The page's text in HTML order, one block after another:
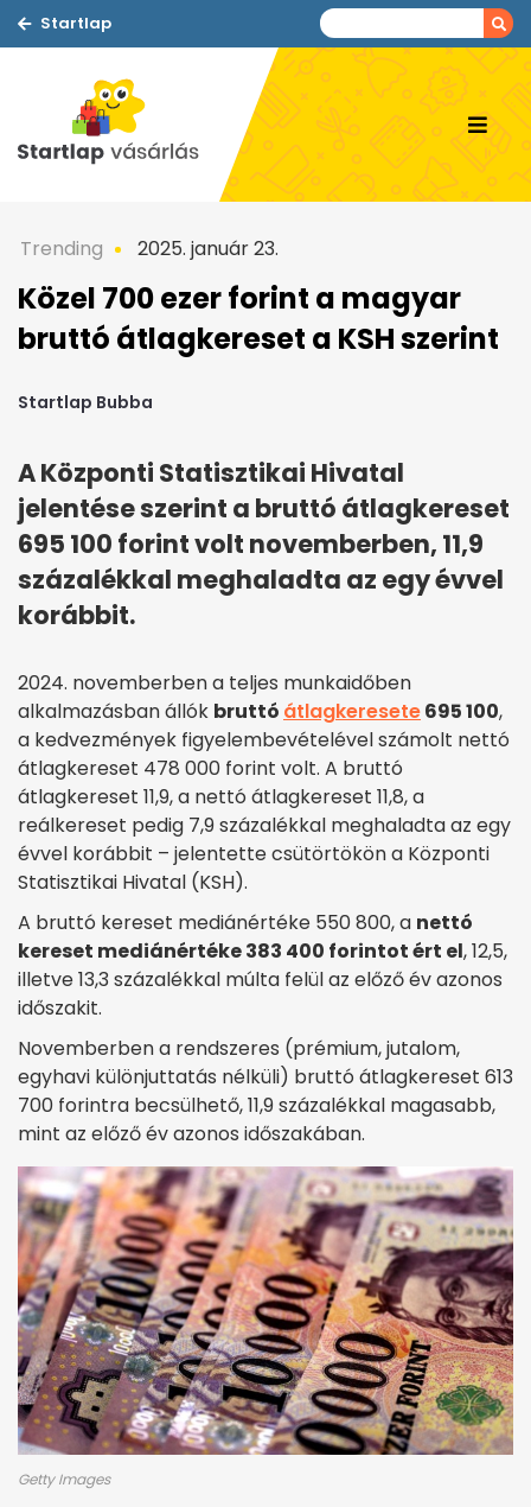
Startlap
Trending 2025. január 23.
Közel 700 ezer forint a magyar
bruttó átlagkereset a KSH szerint
Startlap Bubba
A Központi Statisztikai Hivatal
jelentése szerint a bruttó átlagkereset
695 100 forint volt novemberben, 11,9
százalékkal meghaladta az egy évvel
korábbit.
2024. novemberben a teljes munkaidőben
alkalmazásban állók bruttó átlagkeresete695 100,
a kedvezmények figyelembevételével számolt nettó
átlagkereset 478 000 forint volt. A bruttó
átlagkereset 11,9, a nettó átlagkereset 11,8, a
reálkereset pedig 7,9 százalékkal meghaladta az egy
évvel korábbit – jelentette csütörtökön a Központi
Statisztikai Hivatal (KSH).
A bruttó kereset mediánértéke 550 800, a nettó
kereset mediánértéke 383 400 forintot ért el, 12,5,
illetve 13,3 százalékkal múlta felül az előző év azonos
időszakit.
Novemberben a rendszeres (prémium, jutalom,
egyhavi különjuttatás nélküli) bruttó átlagkereset 613
700 forintra becsülhető, 11,9 százalékkal magasabb,
mint az előző év azonos időszakában.
Getty Images